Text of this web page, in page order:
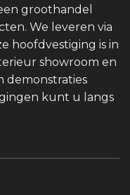
groothandel
We leveren via
hoofdvestiging is in
showroom en
demonstraties
kunt u langs